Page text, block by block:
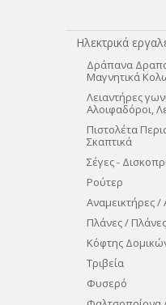
Ηλεκτρικά
Δράπανα
Μαγνητικά
Λειαντήρες
Αλοιφαδόροι,
Πιστολέτα
Σκαπτικά
Σέγες -
Ρούτερ
Αναμεικτήρες /
Πλάνες /
Κόφτης
Τριβεία
Φυσερό